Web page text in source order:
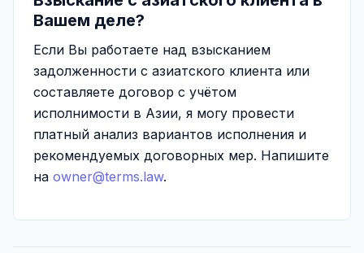
Вашем деле?
Если Вы работаете над взысканием
задолженности с азиатского клиента или
составляете договор с учётом
исполнимости в Азии, я могу провести
платный анализ вариантов исполнения и
рекомендуемых договорных мер. Напишите
на owner@terms.law.